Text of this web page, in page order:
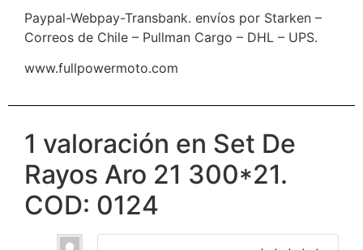
Paypal-Webpay-Transbank. envíos por Starken –
Correos de Chile – Pullman Cargo – DHL – UPS.
www.fullpowermoto.com
1 valoración en Set De
Rayos Aro 21 300*21.
COD: 0124